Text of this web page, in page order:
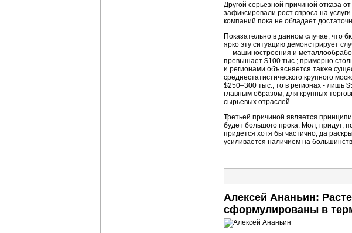
Другой серьезной причиной отказа
зафиксировали рост спроса на
компаний пока не обладает
Показательно в данном случае, что
ярко эту ситуацию демонстрирует
— машиностроения и
превышает $100 тыс.; примерно
и регионами объясняется также
среднестатистического крупного
$250–300 тыс., то в регионах - лишь
главным образом, для крупных
сырьевых отраслей.
Третьей причиной является
будет большого прока. Мол, придут,
придется хотя бы частично, да
усиливается наличием на
Алексей Ананьин:
сформулированы в